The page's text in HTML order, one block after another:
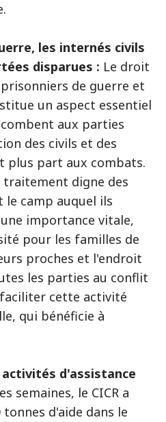
les internés civils
disparues : Le droit
de guerre et
un aspect essentiel
aux parties
des civils et des
plus part aux combats.
digne des
camp auquel ils
importance vitale,
pour les familles de
proches et l'endroit
les parties au conflit
cette activité
qui bénéficie à
d'assistance
semaines, le CICR a
d'aide dans le